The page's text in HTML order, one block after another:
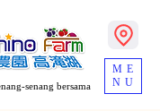
senang bersama
ME
NU